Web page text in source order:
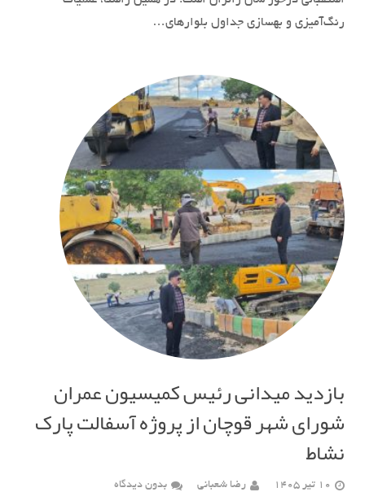
رنگ‌آمیزی و بهسازی جداول بلوارهای…
بازدید میدانی رئیس کمیسیون عمران
شورای شهر قوچان از پروژه آسفالت پارک
نشاط
10 تیر 1405 رضا شعبانی بدون دیدگاه